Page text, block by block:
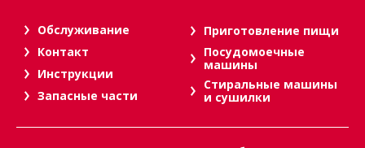
Oбслуживание
Контакт
Инструкции
Запасные части
Приготовление пищи
Посудомоечные
машины
Стиральные машины
и сушилки